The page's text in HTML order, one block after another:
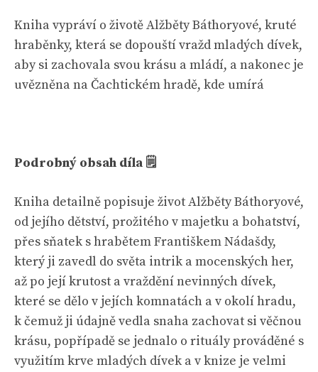
Kniha vypráví o životě Alžběty Báthoryové, kruté
hraběnky, která se dopouští vražd mladých dívek,
aby si zachovala svou krásu a mládí, a nakonec je
uvězněna na Čachtickém hradě, kde umírá
Podrobný obsah díla 🗒
Kniha detailně popisuje život Alžběty Báthoryové,
od jejího dětství, prožitého v majetku a bohatství,
přes sňatek s hrabětem Františkem Nádašdy,
který ji zavedl do světa intrik a mocenských her,
až po její krutost a vraždění nevinných dívek,
které se dělo v jejích komnatách a v okolí hradu,
k čemuž ji údajně vedla snaha zachovat si věčnou
krásu, popřípadě se jednalo o rituály prováděné s
využitím krve mladých dívek a v knize je velmi